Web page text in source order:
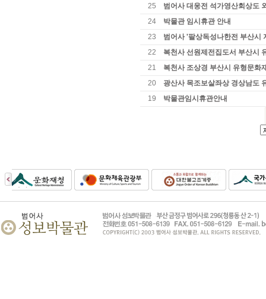
25
범어사 대웅전 석가영산회상도
24
박물관 임시휴관 안내
23
범어사 '팔상독성나한전 부산시
22
복천사 선원제전집도서 부산시
21
복천사 조상경 부산시 유형문화
20
광산사 목조보살좌상 경상남도
19
박물관임시휴관안내